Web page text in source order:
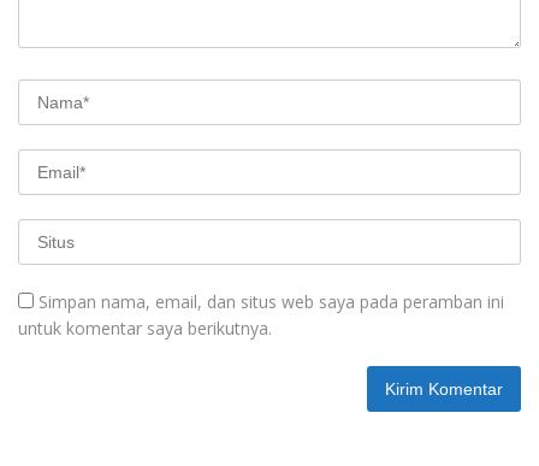
Simpan nama, email, dan situs web saya pada peramban ini
untuk komentar saya berikutnya.